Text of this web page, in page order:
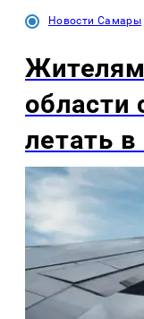
Новости Самары
области
летать в